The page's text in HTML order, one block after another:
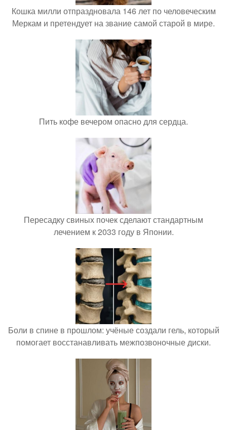
Кошка милли отпраздновала 146 лет по человеческим
Меркам и претендует на звание самой старой в мире.
Пить кофе вечером опасно для сердца.
Пересадку свиных почек сделают стандартным
лечением к 2033 году в Японии.
Боли в спине в прошлом: учёные создали гель, который
помогает восстанавливать межпозвоночные диски.